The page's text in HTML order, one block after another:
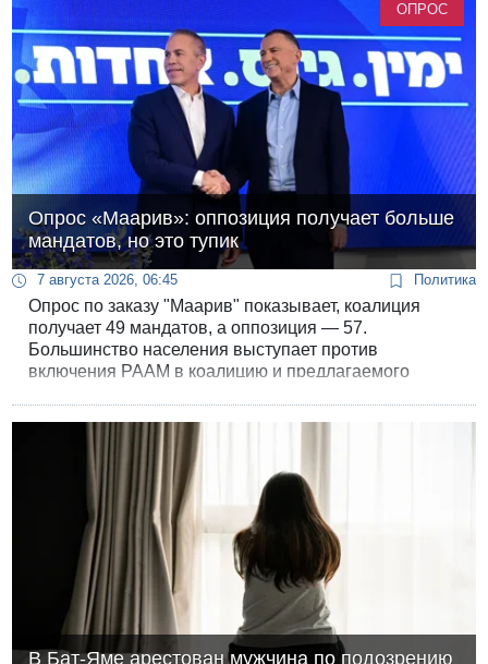
ОПРОС
Опрос «Маарив»: оппозиция получает больше
мандатов, но это тупик
7 августа 2026, 06:45 Политика
Опрос по заказу "Маарив" показывает, коалиция
получает 49 мандатов, а оппозиция — 57.
Большинство населения выступает против
включения РААМ в коалицию и предлагаемого
В Бат-Яме арестован мужчина по подозрению